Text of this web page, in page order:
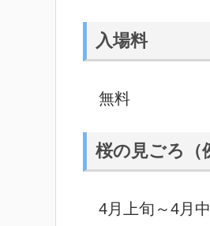
入場料
無料
桜の見ごろ（
4月上旬～4月